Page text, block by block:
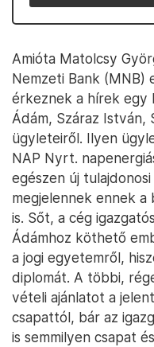
Amióta Matolcsy
Nemzeti Bank
érkeznek a hírek egy
Ádám, Száraz István,
ügyleteiről. Ilyen
NAP Nyrt.
egészen új
megjelennek ennek a
is. Sőt, a cég
Ádámhoz köthető
a jogi egyetemről,
diplomát. A többi,
vételi ajánlatot a
csapattól, bár az
is semmilyen csapat